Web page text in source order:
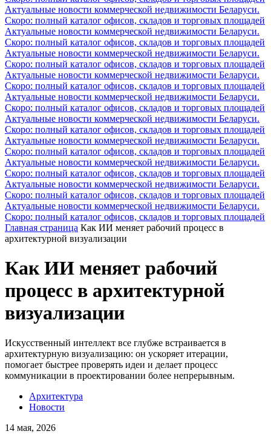
Актуальные новости коммерческой недвижимости Беларуси.
Скоро: полный каталог офисов, складов и торговых площадей
Актуальные новости коммерческой недвижимости Беларуси.
Скоро: полный каталог офисов, складов и торговых площадей
Актуальные новости коммерческой недвижимости Беларуси.
Скоро: полный каталог офисов, складов и торговых площадей
Актуальные новости коммерческой недвижимости Беларуси.
Скоро: полный каталог офисов, складов и торговых площадей
Актуальные новости коммерческой недвижимости Беларуси.
Скоро: полный каталог офисов, складов и торговых площадей
Актуальные новости коммерческой недвижимости Беларуси.
Скоро: полный каталог офисов, складов и торговых площадей
Актуальные новости коммерческой недвижимости Беларуси.
Скоро: полный каталог офисов, складов и торговых площадей
Актуальные новости коммерческой недвижимости Беларуси.
Скоро: полный каталог офисов, складов и торговых площадей
Актуальные новости коммерческой недвижимости Беларуси.
Скоро: полный каталог офисов, складов и торговых площадей
Актуальные новости коммерческой недвижимости Беларуси.
Скоро: полный каталог офисов, складов и торговых площадей
Главная страница Как ИИ меняет рабочий процесс в
архитектурной визуализации
Как ИИ меняет рабочий
процесс в архитектурной
визуализации
Искусственный интеллект все глубже встраивается в
архитектурную визуализацию: он ускоряет итерации,
помогает быстрее проверять идеи и делает процесс
коммуникации в проектировании более непрерывным.
Архитектура
Новости
14 мая, 2026